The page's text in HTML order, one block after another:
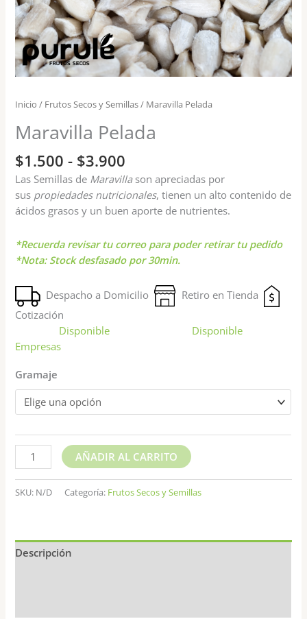
Inicio / Frutos Secos y Semillas/ Maravilla Pelada
Maravilla Pelada
$1.500 - $3.900
Las Semillas de Maravillason apreciadas por
sus propiedades nutricionales, tienen un alto contenido de
ácidos grasos y un buen aporte de nutrientes.
*Recuerda revisar tu correo para poder retirar tu pedido
*Nota: Stock desfasado por 30min.
Despacho a Domicilio
Retiro en Tienda
Cotización
Disponible
Disponible
Empresas
Gramaje
AÑADIR AL CARRITO
SKU: N/D Categoría: Frutos Secos y Semillas
Descripción